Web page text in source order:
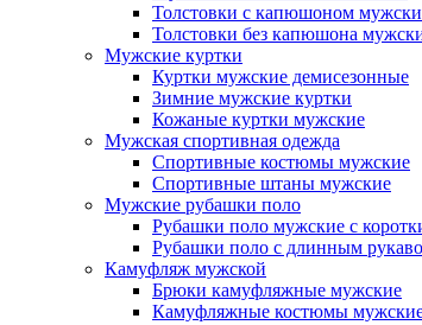
Толстовки с капюшоном
Толстовки без капюшона
Мужские куртки
Куртки мужские демисезонные
Зимние мужские куртки
Кожаные куртки мужские
Мужская спортивная одежда
Спортивные костюмы мужские
Спортивные штаны мужские
Мужские рубашки поло
Рубашки поло мужские с
Рубашки поло с длинным
Камуфляж мужской
Брюки камуфляжные мужские
Камуфляжные костюмы